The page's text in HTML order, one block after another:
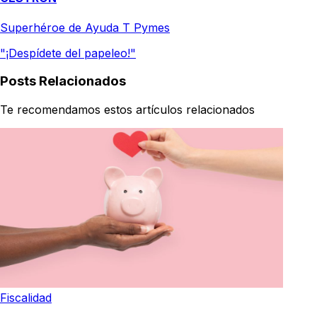
Superhéroe de Ayuda T Pymes
"¡Despídete del papeleo!"
Posts Relacionados
Te recomendamos estos artículos relacionados
Fiscalidad